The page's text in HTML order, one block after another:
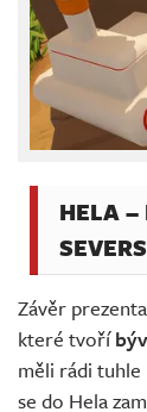
HELA –
Závěr
které tvoří
měli rádi tuhle
se do Hela